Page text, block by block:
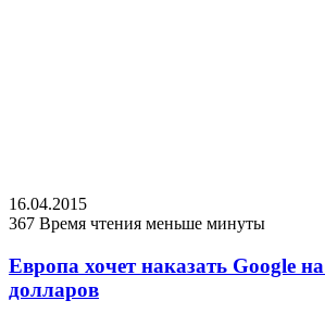
16.04.2015
367 Время чтения меньше минуты
Европа хочет наказать Google
долларов